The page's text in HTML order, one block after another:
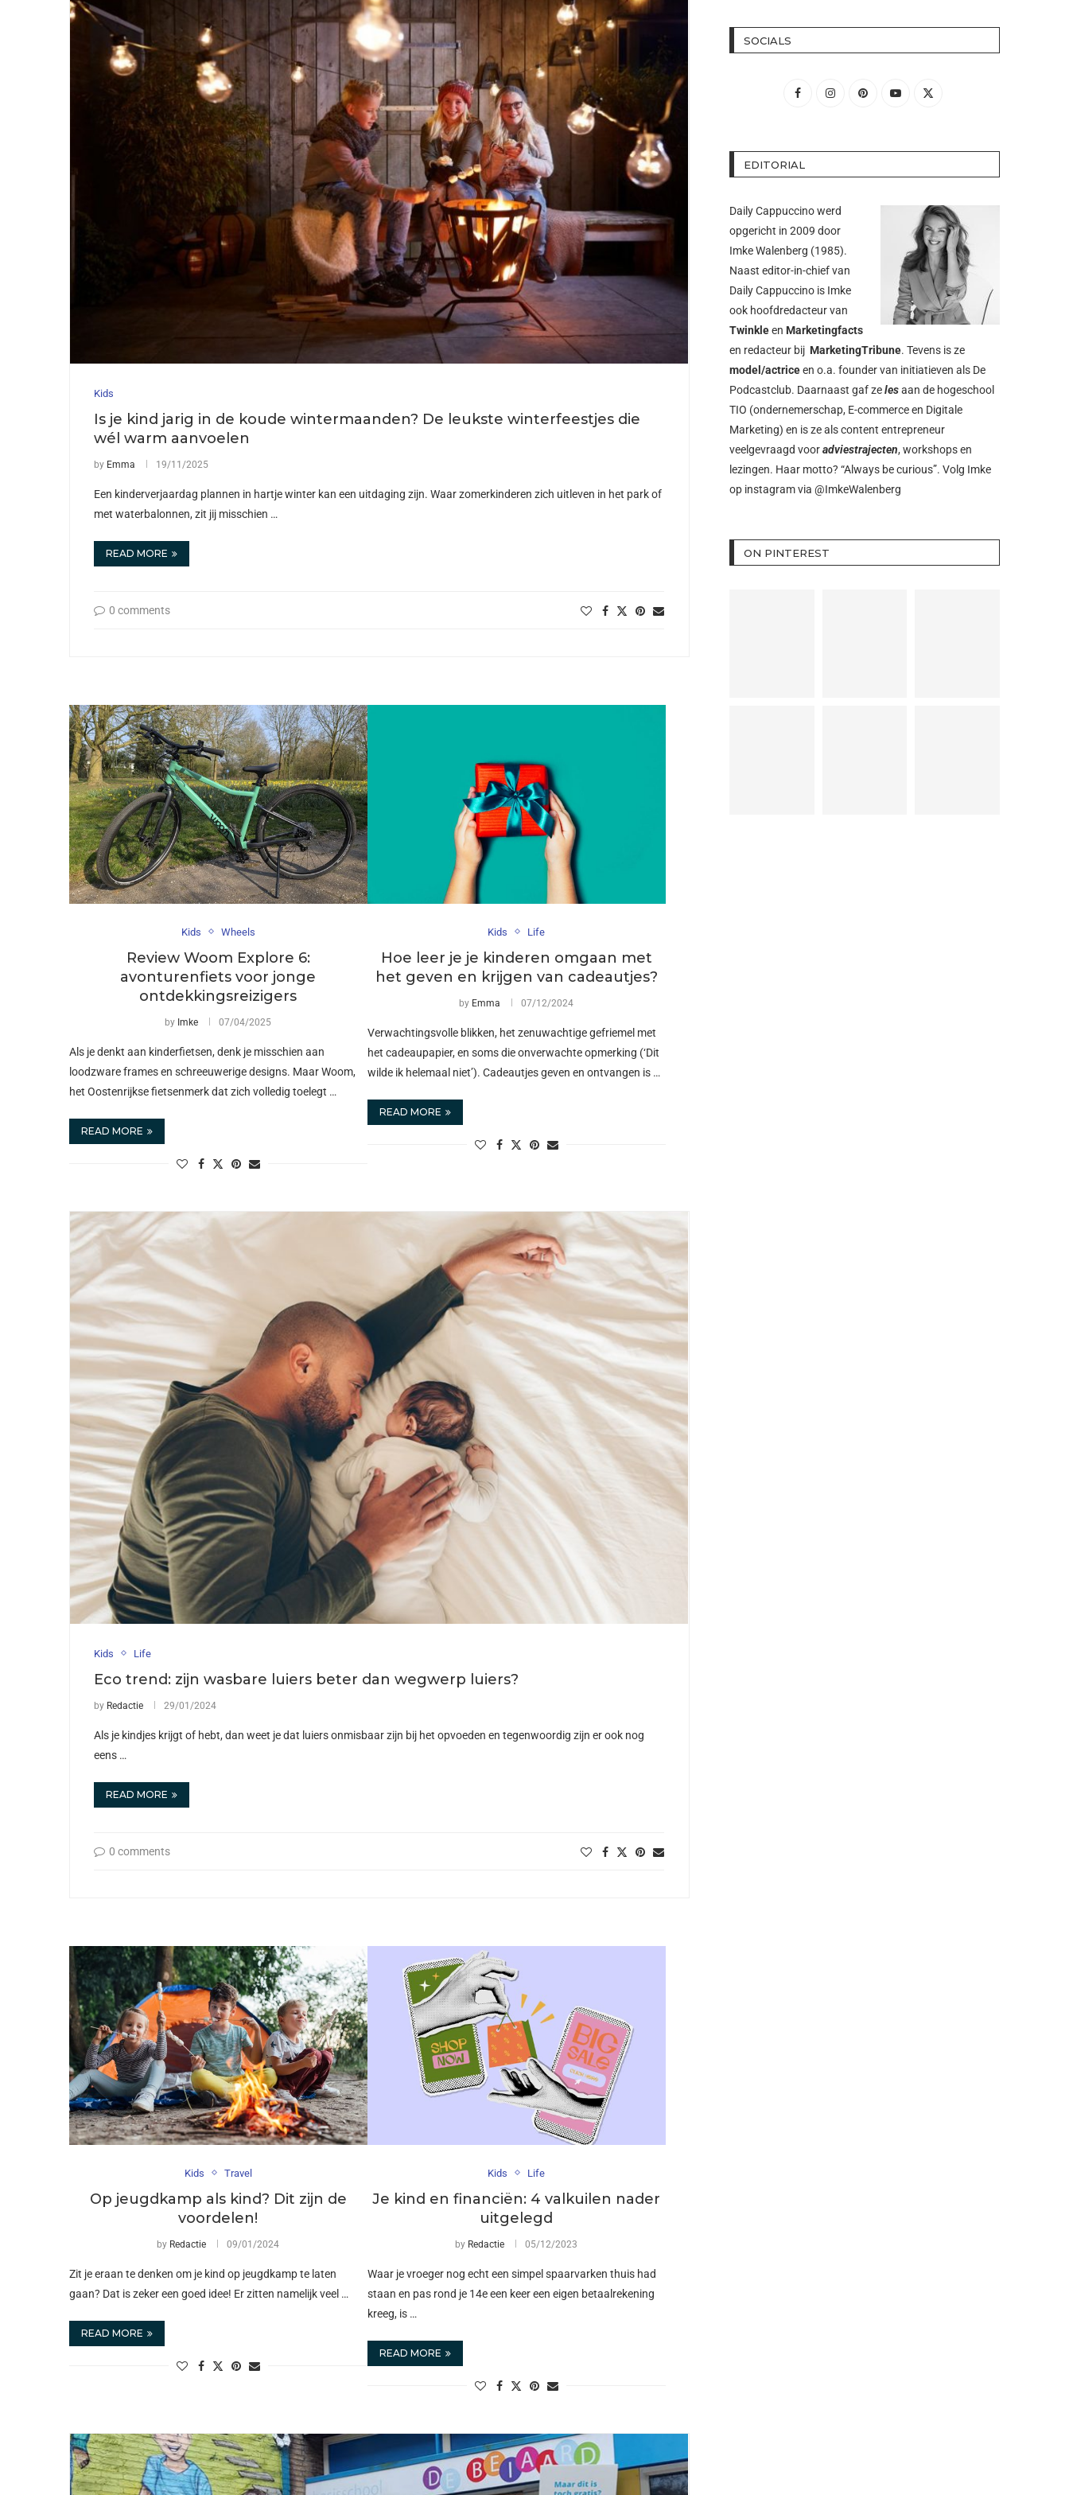
Kids
Is je kind jarig in de koude wintermaanden? De leukste winterfeestjes die
wél warm aanvoelen
by Emma 19/11/2025
Een kinderverjaardag plannen in hartje winter kan een uitdaging zijn. Waar zomerkinderen zich uitleven in het park of
met waterbalonnen, zit jij misschien …
READ MORE
0 comments
Kids Wheels
Review Woom Explore 6:
avonturenfiets voor jonge
ontdekkingsreizigers
by Imke 07/04/2025
Als je denkt aan kinderfietsen, denk je misschien aan
loodzware frames en schreeuwerige designs. Maar Woom,
het Oostenrijkse fietsenmerk dat zich volledig toelegt …
READ MORE
Kids Life
Hoe leer je je kinderen omgaan met
het geven en krijgen van cadeautjes?
by Emma 07/12/2024
Verwachtingsvolle blikken, het zenuwachtige gefriemel met
het cadeaupapier, en soms die onverwachte opmerking (‘Dit
wilde ik helemaal niet’). Cadeautjes geven en ontvangen is …
READ MORE
Kids Life
Eco trend: zijn wasbare luiers beter dan wegwerp luiers?
by Redactie 29/01/2024
Als je kindjes krijgt of hebt, dan weet je dat luiers onmisbaar zijn bij het opvoeden en tegenwoordig zijn er ook nog
eens …
READ MORE
0 comments
Kids Travel
Op jeugdkamp als kind? Dit zijn de
voordelen!
by Redactie 09/01/2024
Zit je eraan te denken om je kind op jeugdkamp te laten
gaan? Dat is zeker een goed idee! Er zitten namelijk veel …
READ MORE
Kids Life
Je kind en financiën: 4 valkuilen nader
uitgelegd
by Redactie 05/12/2023
Waar je vroeger nog echt een simpel spaarvarken thuis had
staan en pas rond je 14e een keer een eigen betaalrekening
kreeg, is …
READ MORE
SOCIALS
EDITORIAL
Daily Cappuccino werd
opgericht in 2009 door
Imke Walenberg (1985).
Naast editor-in-chief van
Daily Cappuccino is Imke
ook hoofdredacteur van
Twinkleen Marketingfacts
en redacteur bij MarketingTribune. Tevens is ze
model/actriceen o.a. founder van initiatieven als De
Podcastclub. Daarnaast gaf zelesaan de hogeschool
TIO (ondernemerschap, E-commerce en Digitale
Marketing) en is ze als content entrepreneur
veelgevraagd vooradviestrajecten, workshops en
lezingen. Haar motto? “Always be curious”. Volg Imke
op instagram via @ImkeWalenberg
ON PINTEREST